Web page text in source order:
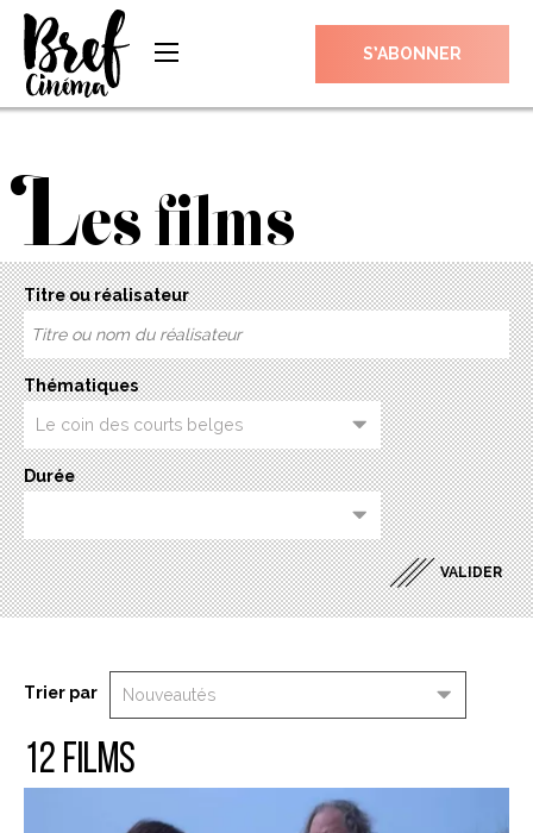
S’ABONNER
L es films
Titre ou réalisateur
Thématiques
Durée
Trier par
12 films